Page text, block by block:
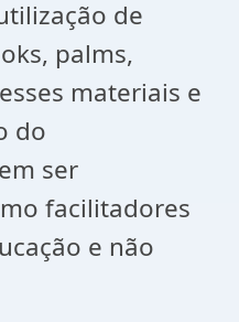
de
palms,
materiais e
do
ser
facilitadores
e não